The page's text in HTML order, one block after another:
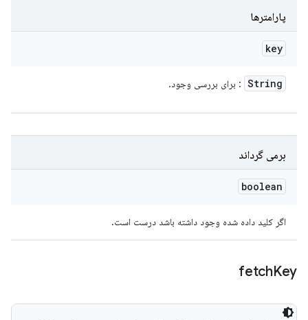
پارامترها
key
String : برای بررسی وجود.
برمی گرداند
boolean
اگر کلید داده شده وجود داشته باشد درست است.
fetchKey